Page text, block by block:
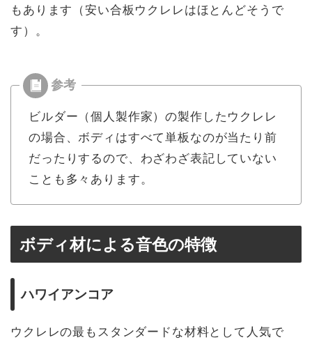
もあります（安い合板ウクレレはほとんどそうで
す）。
ビルダー（個人製作家）の製作したウクレレ
の場合、ボディはすべて単板なのが当たり前
だったりするので、わざわざ表記していない
ことも多々あります。
ボディ材による音色の特徴
ハワイアンコア
ウクレレの最もスタンダードな材料として人気で